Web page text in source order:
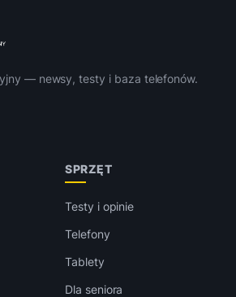
— newsy, testy i baza telefonów.
SPRZĘT
Testy i opinie
Telefony
Tablety
Dla seniora